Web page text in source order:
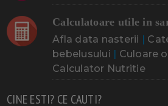
Calculatoare utile in
Afla data nasterii |
bebelusului | Culoare
Calculator Nutritie
CINE ESTI? CE CAUTI?